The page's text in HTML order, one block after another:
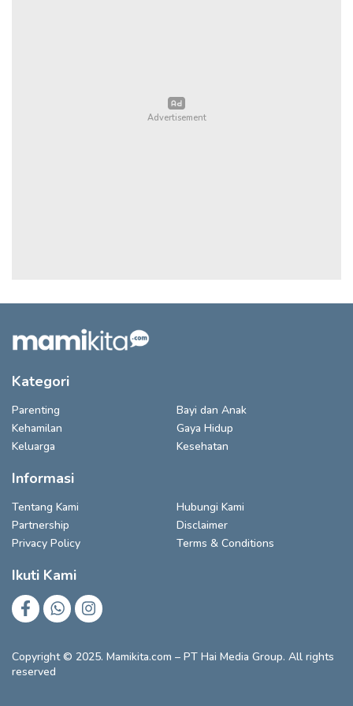
Kategori
Parenting
Bayi dan Anak
Kehamilan
Gaya Hidup
Keluarga
Kesehatan
Informasi
Tentang Kami
Hubungi Kami
Partnership
Disclaimer
Privacy Policy
Terms & Conditions
Ikuti Kami
Copyright © 2025. Mamikita.com – PT Hai Media Group. All rights
reserved